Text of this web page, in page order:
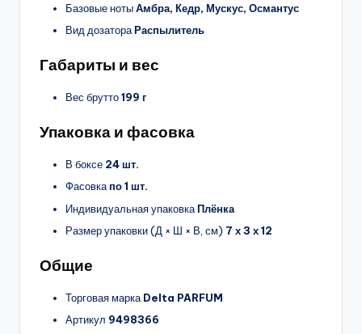
Базовые нотыАмбра, Кедр, Мускус, Османтус
Вид дозатораРаспылитель
Габариты и вес
Вес брутто199 г
Упаковка и фасовка
В боксе 24 шт.
Фасовкапо 1 шт.
Индивидуальная упаковкаПлёнка
Размер упаковки (Д × Ш × В, см) 7 х 3 х 12
Общие
Торговая марка Delta PARFUM
Артикул 9498366